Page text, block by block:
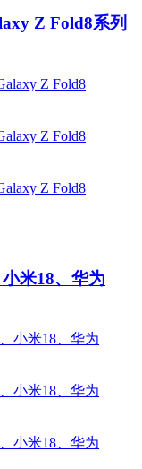
Z Fold8系列
米18、华为